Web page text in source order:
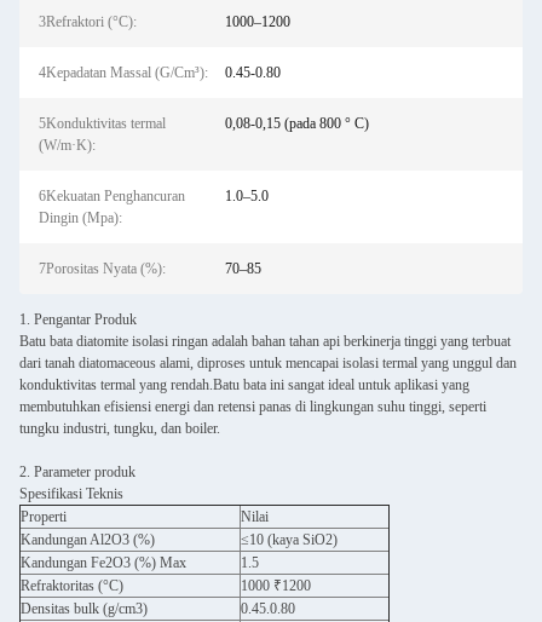
3Refraktori (°C): 1000–1200
4Kepadatan Massal (G/Cm³): 0.45-0.80
5Konduktivitas termal
(W/m·K):
0,08-0,15 (pada 800 ° C)
6Kekuatan Penghancuran
Dingin (Mpa):
1.0–5.0
7Porositas Nyata (%): 70–85
1. Pengantar Produk
Batu bata diatomite isolasi ringan adalah bahan tahan api berkinerja tinggi yang terbuat
dari tanah diatomaceous alami, diproses untuk mencapai isolasi termal yang unggul dan
konduktivitas termal yang rendah.Batu bata ini sangat ideal untuk aplikasi yang
membutuhkan efisiensi energi dan retensi panas di lingkungan suhu tinggi, seperti
tungku industri, tungku, dan boiler.
2. Parameter produk
Spesifikasi Teknis
Properti
Nilai
Kandungan Al2O3 (%)
≤10 (kaya SiO2)
Kandungan Fe2O3 (%) Max
1.5
Refraktoritas (°C)
1000 ₹1200
Densitas bulk (g/cm3)
0.45.0.80